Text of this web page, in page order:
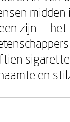
zijn — het
en